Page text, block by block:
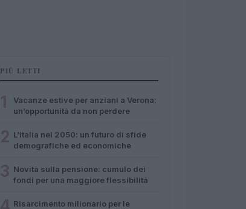
PIÙ LETTI
Vacanze estive per anziani a Verona:
un’opportunità da non perdere
L’Italia nel 2050: un futuro di sfide
demografiche ed economiche
Novità sulla pensione: cumulo dei
fondi per una maggiore flessibilità
Risarcimento milionario per le